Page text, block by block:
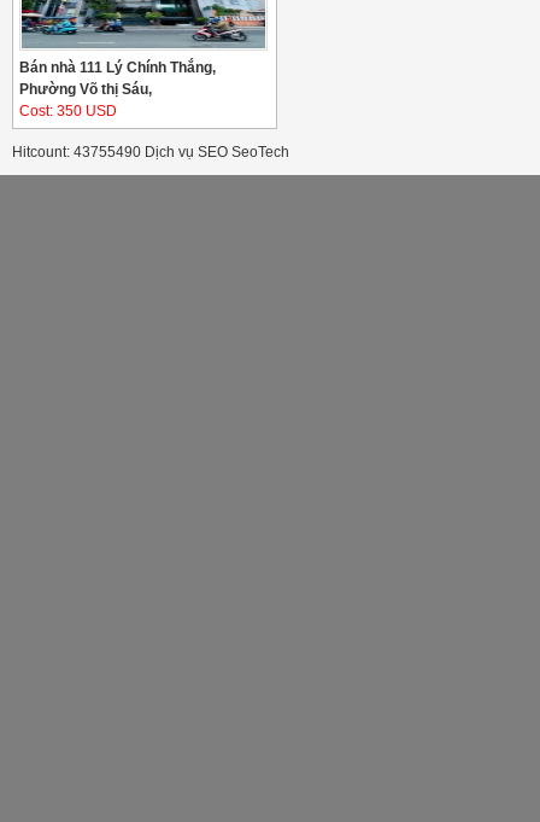
Bán nhà 111 Lý Chính Thắng,
Phường Võ thị Sáu,
Cost: 350 USD
Hitcount: 43755490 Dịch vụ SEO SeoTech